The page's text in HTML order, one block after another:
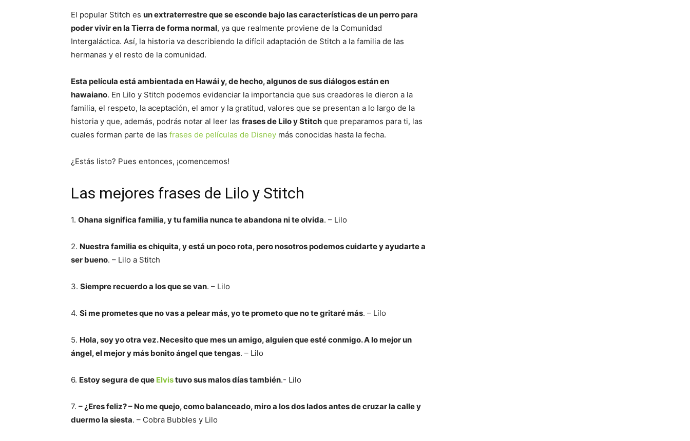
El popular Stitch es un extraterrestre que se esconde bajo las características de un perro para
poder vivir en la Tierra de forma normal, ya que realmente proviene de la Comunidad
Intergaláctica. Así, la historia va describiendo la difícil adaptación de Stitch a la familia de las
hermanas y el resto de la comunidad.
Esta película está ambientada en Hawái y, de hecho, algunos de sus diálogos están en
hawaiano. En Lilo y Stitch podemos evidenciar la importancia que sus creadores le dieron a la
familia, el respeto, la aceptación, el amor y la gratitud, valores que se presentan a lo largo de la
historia y que, además, podrás notar al leer las frases de Lilo y Stitch que preparamos para ti, las
cuales forman parte de las frases de películas de Disney más conocidas hasta la fecha.
¿Estás listo? Pues entonces, ¡comencemos!
Las mejores frases de Lilo y Stitch
1. Ohana significa familia, y tu familia nunca te abandona ni te olvida. – Lilo
2. Nuestra familia es chiquita, y está un poco rota, pero nosotros podemos cuidarte y ayudarte a
ser bueno. – Lilo a Stitch
3. Siempre recuerdo a los que se van. – Lilo
4. Si me prometes que no vas a pelear más, yo te prometo que no te gritaré más. – Lilo
5. Hola, soy yo otra vez. Necesito que mes un amigo, alguien que esté conmigo. A lo mejor un
ángel, el mejor y más bonito ángel que tengas. – Lilo
6. Estoy segura de que Elvistuvo sus malos días también.- Lilo
7. – ¿Eres feliz? – No me quejo, como balanceado, miro a los dos lados antes de cruzar la calle y
duermo la siesta. – Cobra Bubbles y Lilo